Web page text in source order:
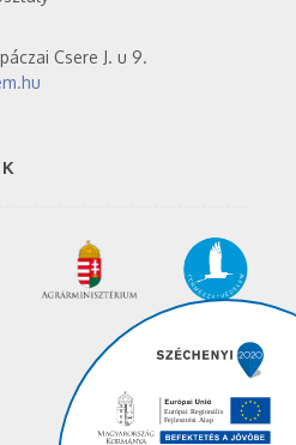
Csere J. u 9.